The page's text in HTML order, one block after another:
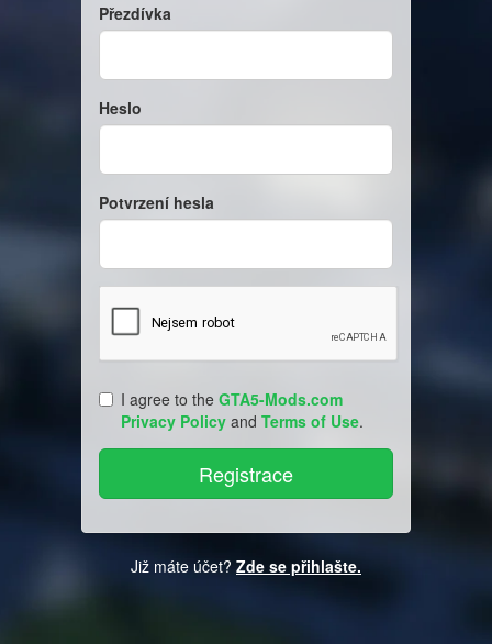
Přezdívka
Heslo
Potvrzení hesla
I agree to the GTA5-Mods.com
Privacy Policy and Terms of Use.
Již máte účet? Zde se přihlašte.